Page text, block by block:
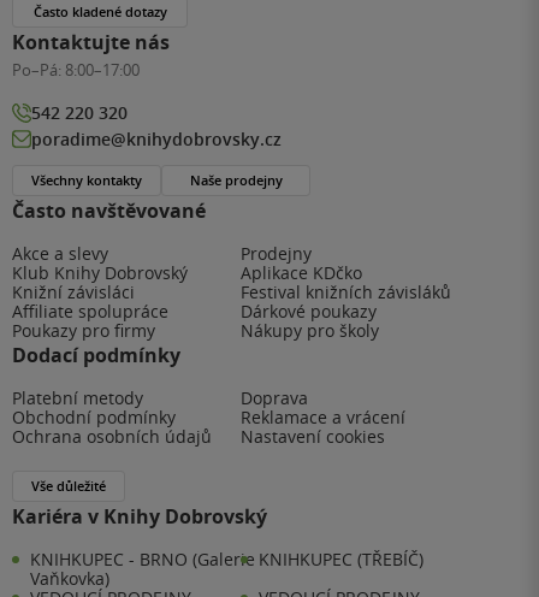
Často navštěvované
Akce a slevy
Prodejny
Klub Knihy Dobrovský
Aplikace KDčko
Knižní závisláci
Festival knižních závisláků
Affiliate spolupráce
Dárkové poukazy
Poukazy pro firmy
Nákupy pro školy
Dodací podmínky
Platební metody
Doprava
Obchodní podmínky
Reklamace a vrácení
Ochrana osobních údajů
Nastavení cookies
Vše důležité
Kariéra v Knihy Dobrovský
KNIHKUPEC - BRNO (Galerie
Vaňkovka)
KNIHKUPEC (TŘEBÍČ)
Často kladené dotazy
Kontaktujte nás
Po–Pá: 8:00–17:00
542 220 320
poradime@knihydobrovsky.cz
Všechny kontakty Naše prodejny